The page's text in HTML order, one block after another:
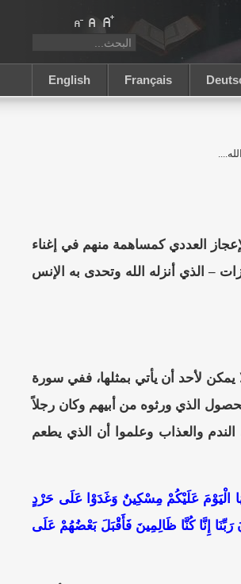
English Français
العددي كمساهمة منهم في إغناء
– الذي أنزله الله وتحدى به الإنس
يمكن لأحد أن يأتي بمثلها، ففي سورة
الذي ورثوه من أبيهم وكان رجلاً
والعذاب وعلموا أن الذي يطعم
الْيَوْمَ عَلَيْكُمْ مِسْكِينٌ وَغَدَوْا عَلَى حَرْدٍ
إِنَّا كُنَّا ظَالِمِينَ فَأَقْبَلَ بَعْضُهُمْ عَلَى